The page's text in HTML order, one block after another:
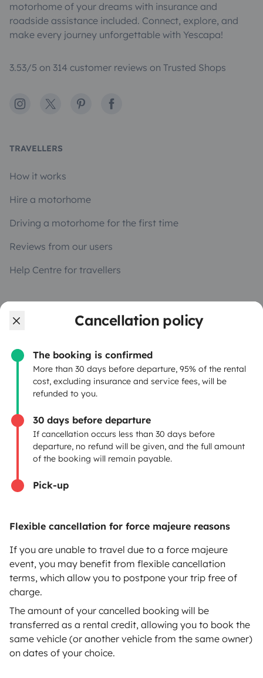
Cancellation policy
The booking is confirmed
More than 30 days before departure, 95% of the rental
cost, excluding insurance and service fees, will be
refunded to you.
30 days before departure
If cancellation occurs less than 30 days before
departure, no refund will be given, and the full amount
of the booking will remain payable.
Pick-up
Flexible cancellation for force majeure reasons
If you are unable to travel due to a force majeure
event, you may benefit from flexible cancellation
terms, which allow you to postpone your trip free of
charge.
The amount of your cancelled booking will be
transferred as a rental credit, allowing you to book the
same vehicle (or another vehicle from the same owner)
on dates of your choice.
motorhome of your dreams with insurance and
roadside assistance included. Connect, explore, and
make every journey unforgettable with Yescapa!
3.53/5 on 314 customer reviews on Trusted Shops
Instagram
X PinterestFacebook
TRAVELLERS
How it works
Hire a motorhome
Driving a motorhome for the first time
Reviews from our users
Help Centre for travellers
OWNERS
Rental Agreement
Insurance for hiring out
Breakdown assistance
Help Centre for owners
Pay in instalments
Download in
Download in
Blog Contact us Jobs